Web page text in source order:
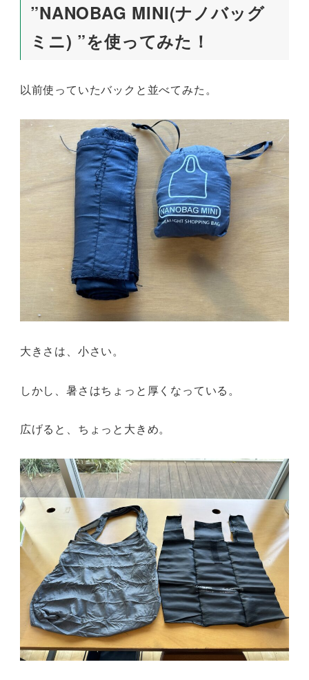
”NANOBAG MINI(ナノバッグ
ミニ) ”を使ってみた！
以前使っていたバックと並べてみた。
大きさは、小さい。
しかし、暑さはちょっと厚くなっている。
広げると、ちょっと大きめ。